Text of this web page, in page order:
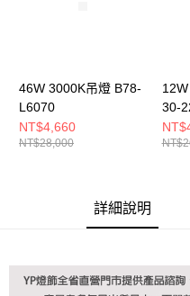
https://aftee.tw/terms/#terms3
３．未成年的使用者請事先徵得
「AFTEE先享後付」，若未經同
任。
４．使用「AFTEE先享後付」時
５．嚴禁一人註冊多個帳號或使用
恩沛科技股份有限公司將有權停止
46W 3000K吊燈 B78-
L6070
NT$4,660
NT$28,000
30-
詳細說明